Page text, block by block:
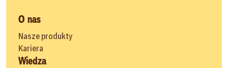
O nas
Nasze produkty
Kariera
Wiedza